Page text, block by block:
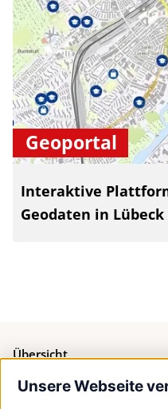
Unsere Webseite
Geoportal
Interaktive
Geodaten in Lübeck
Übersicht
Bürgerservice